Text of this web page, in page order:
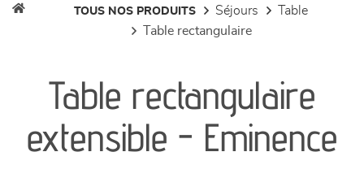
séjours
meubles de complément
TOUS NOS PRODUITS séjours
table
table rectangulaire
Table rectangulaire
extensible - Eminence